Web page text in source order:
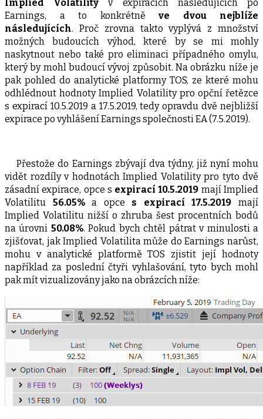
Implied Volatility v expiracích následujících po
Earnings, a to konkrétně ve dvou nejblíže
následujících. Proč zrovna takto vyplývá z množství
možných budoucích výhod, které by se mi mohly
naskytnout nebo také pro eliminaci případného omylu,
který by mohl budoucí vývoj způsobit. Na obrázku níže je
pak pohled do analytické platformy TOS, ze které mohu
odhlédnout hodnoty Implied Volatility pro opční řetězce
s expirací 10.5.2019 a 17.5.2019, tedy opravdu dvě nejbližší
expirace po vyhlášení Earnings společnosti EA (7.5.2019).
Přestože do Earnings zbývají dva týdny, již nyní mohu
vidět rozdíly v hodnotách Implied Volatility pro tyto dvě
zásadní expirace, opce s expirací 10.5.2019 mají Implied
Volatilitu 56.05%a opce s expirací 17.5.2019 mají
Implied Volatilitu nižší o zhruba šest procentních bodů
na úrovni 50.08%. Pokud bych chtěl pátrat v minulosti a
zjišťovat, jak Implied Volatilita může do Earnings narůst,
mohu v analytické platformě TOS zjistit její hodnoty
například za poslední čtyři vyhlašování, tyto bych mohl
pak mít vizualizovány jako na obrázcích níže: